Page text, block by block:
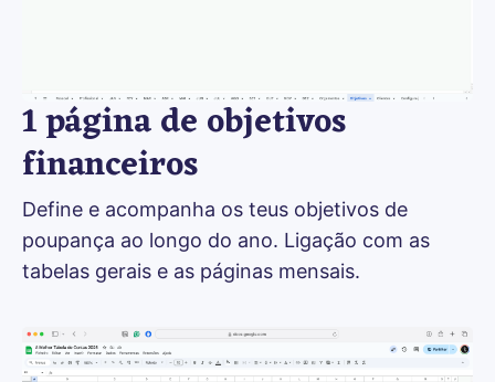
1 página de objetivos
financeiros
Define e acompanha os teus objetivos de
poupança ao longo do ano. Ligação com as
tabelas gerais e as páginas mensais.